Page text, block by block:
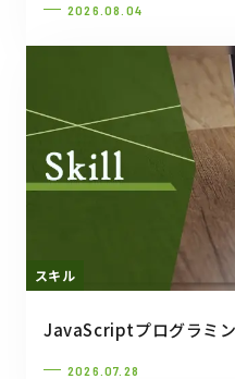
2026.08.04
スキル
JavaScriptプログラミ
2026.07.28